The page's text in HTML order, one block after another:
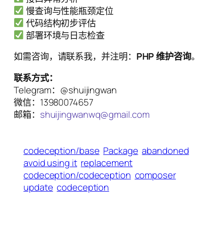
慢查询与性能瓶颈定位
代码结构初步评估
部署环境与日志检查
如需咨询，请联系我，并注明： PHP 维护咨询。
联系方式：
Telegram：@shuijingwan
微信：13980074657
邮箱： shuijingwanwq@gmail.com
codeception/base Package abandoned
avoid using it replacement
codeception/codeception composer
update codeception